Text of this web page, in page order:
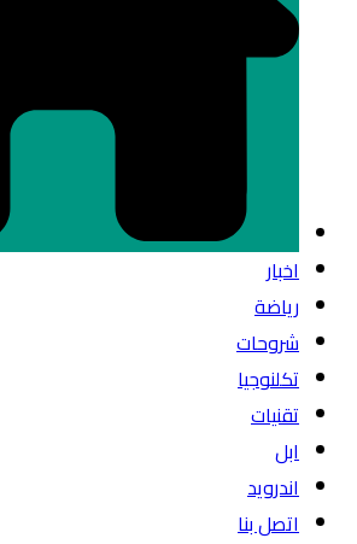
اخبار
رياضة
شروحات
تكلنوجيا
تقنيات
ابل
اندرويد
اتصل بنا